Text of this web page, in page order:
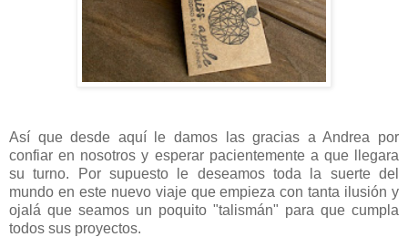
Así que desde aquí le damos las gracias a Andrea por
confiar en nosotros y esperar pacientemente a que llegara
su turno. Por supuesto le deseamos toda la suerte del
mundo en este nuevo viaje que empieza con tanta ilusión y
ojalá que seamos un poquito "talismán" para que cumpla
todos sus proyectos.